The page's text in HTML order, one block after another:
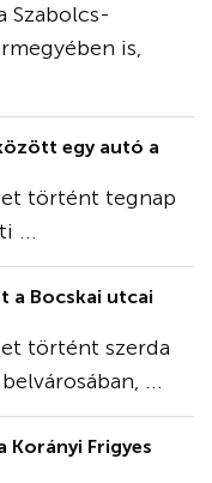
Szabolcs-
is,
egy autó a
történt tegnap
...
a Bocskai utcai
történt szerda
...
Korányi Frigyes